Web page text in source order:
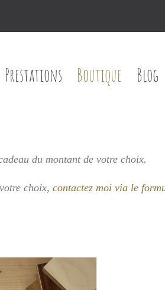
Prestations Boutique Blog
du montant de votre choix.
choix, contactez moi via le